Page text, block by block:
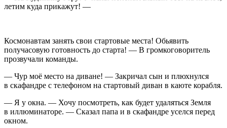
летим куда прикажут! —
Космонавтам занять свои стартовые места! Обьявить
получасовую готовность до старта! — В громкоговоритель
прозвучали команды.
— Чур моё место на диване! — Закричал сын и плюхнулся
в скафандре с телефоном на стартовый диван в каюте корабля.
— Я у окна. — Хочу посмотреть, как будет удаляться Земля
в иллюминаторе. — Сказал папа и в скафандре уселся перед
окном.